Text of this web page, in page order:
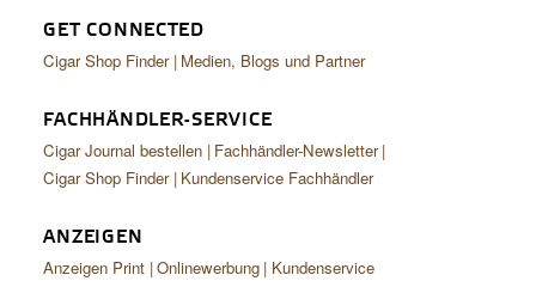
GET CONNECTED
Cigar Shop Finder Medien, Blogs und Partner
FACHHÄNDLER-SERVICE
Cigar Journal bestellen Fachhändler-Newsletter
Cigar Shop Finder Kundenservice Fachhändler
ANZEIGEN
Anzeigen Print Onlinewerbung Kundenservice